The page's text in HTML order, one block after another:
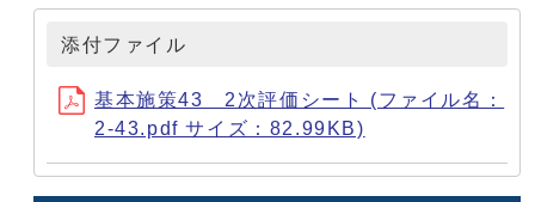
添付ファイル
基本施策43 2次評価シート (ファイル名：
2-43.pdf サイズ：82.99KB)